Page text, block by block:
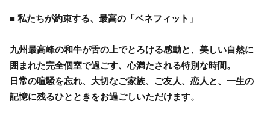
■ 私たちが約束する、最高の「ベネフィット」
九州最高峰の和牛が舌の上でとろける感動と、美しい自然に
囲まれた完全個室で過ごす、心満たされる特別な時間。
日常の喧騒を忘れ、大切なご家族、ご友人、恋人と、一生の
記憶に残るひとときをお過ごしいただけます。